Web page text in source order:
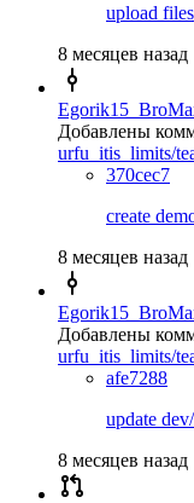
upload files
8 месяцев назад
Добавлены
urfu_itis_limits/
370cec7
create
8 месяцев назад
Добавлены
urfu_itis_limits/
afe7288
update
8 месяцев назад